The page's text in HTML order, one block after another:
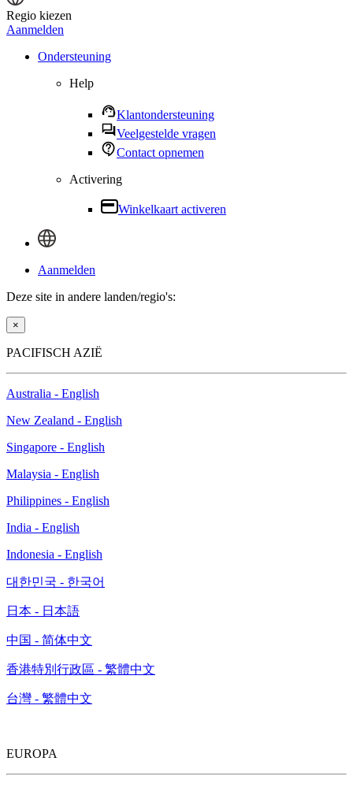
Regio kiezen
Aanmelden
Ondersteuning
Help
Klantondersteuning
Veelgestelde vragen
Contact opnemen
Activering
Winkelkaart activeren
Aanmelden
Deze site in andere landen/regio's:
×
PACIFISCH AZIË
Australia - English
New Zealand - English
Singapore - English
Malaysia - English
Philippines - English
India - English
Indonesia - English
대한민국 - 한국어
日本 - 日本語
中国 - 简体中文
香港特別行政區 - 繁體中文
台灣 - 繁體中文
EUROPA